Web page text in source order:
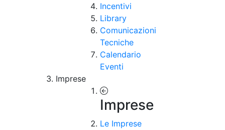
Incentivi
Library
Comunicazioni
Tecniche
Calendario
Eventi
Imprese
Imprese
Le Imprese